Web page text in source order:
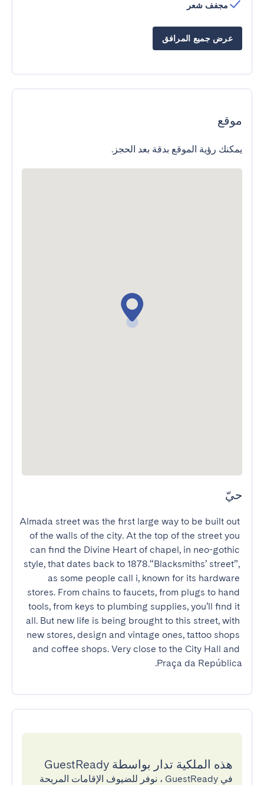
مجفف شعر
عرض جميع المرافق
موقع
يمكنك رؤية الموقع بدقة بعد الحجز.
حيّ
Almada street was the first large way to be built out
of the walls of the city. At the top of the street you
can find the Divine Heart of chapel, in neo-gothic
style, that dates back to 1878.“Blacksmiths’ street”,
as some people call i, known for its hardware
stores. From chains to faucets, from plugs to hand
tools, from keys to plumbing supplies, you’ll find it
all. But new life is being brought to this street, with
new stores, design and vintage ones, tattoo shops
and coffee shops. Very close to the City Hall and
Praça da República.
هذه الملكية تدار بواسطة GuestReady
في GuestReady ، نوفر للضيوف الإقامات المريحة